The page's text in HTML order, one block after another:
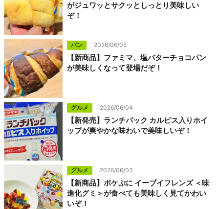
がジュワッとサクッとしっとり美味しい
ぞ！
パン 2026/06/05
【新商品】ファミマ、塩バターチョコパン
が美味しくなって登場だぞ！
グルメ 2026/06/04
【新発売】ランチパック カルピス入りホイ
ップが爽やかな味わいで美味しいぞ！
グルメ 2026/06/03
【新商品】ポケぷに イーブイフレンズ ＜味
進化グミ＞が食べても美味しく見てかわい
いぞ！